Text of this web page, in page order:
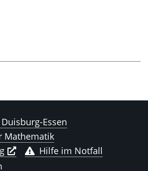
Essen
Mathematik
Hilfe im Notfall